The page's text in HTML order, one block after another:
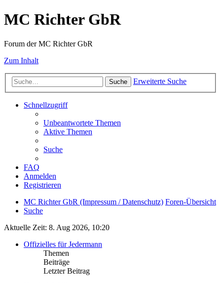
MC Richter GbR
Forum der MC Richter GbR
Zum Inhalt
Suche Erweiterte Suche
Schnellzugriff
Unbeantwortete Themen
Aktive Themen
Suche
FAQ
Anmelden
Registrieren
MC Richter GbR (Impressum / Datenschutz) Foren-Übersicht
Suche
Aktuelle Zeit: 8. Aug 2026, 10:20
Offizielles für Jedermann
Themen
Beiträge
Letzter Beitrag